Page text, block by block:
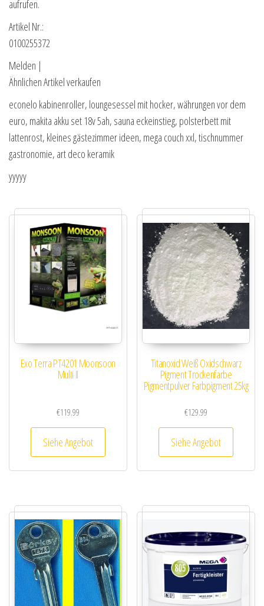
aufrufen.
Artikel Nr.:
0100255372
Melden |
Ähnlichen Artikel verkaufen
econelo kabinenroller, loungesessel mit hocker, währungen vor dem
euro, makita akku set 18v 5ah, sauna eckeinstieg, polsterbett mit
lattenrost, kleines gästezimmer ideen, mega couch xxl, tischnummer
gastronomie, art deco keramik
yyyyy
Exo Terra PT4201 Moonsoon
Multi II
€119.99
Siehe Angebot
Titanoxid Weiß Oxidschwarz
Pigment Trockenfarbe
Pigmentpulver Farbpigment 25kg
€129.99
Siehe Angebot